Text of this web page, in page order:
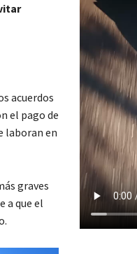
acuerdos
el pago de
laboran en
graves
a que el